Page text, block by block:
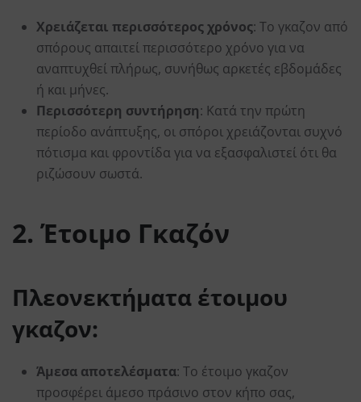
Χρειάζεται περισσότερος χρόνος: Το γκαζον από
σπόρους απαιτεί περισσότερο χρόνο για να
αναπτυχθεί πλήρως, συνήθως αρκετές εβδομάδες
ή και μήνες.
Περισσότερη συντήρηση: Κατά την πρώτη
περίοδο ανάπτυξης, οι σπόροι χρειάζονται συχνό
πότισμα και φροντίδα για να εξασφαλιστεί ότι θα
ριζώσουν σωστά.
2. Έτοιμο Γκαζόν
Πλεονεκτήματα έτοιμου
γκαζον:
Άμεσα αποτελέσματα: Το έτοιμο γκαζον
προσφέρει άμεσο πράσινο στον κήπο σας,